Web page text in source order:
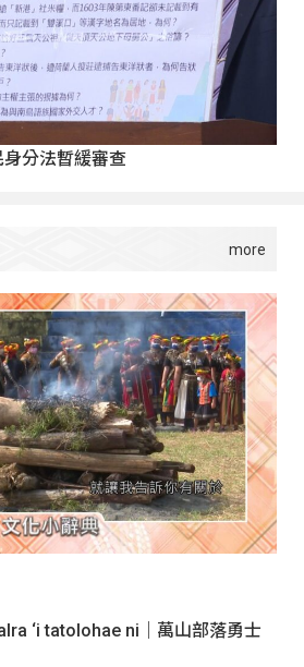
分法暫緩審查
‘i tatolohae ni｜萬山部落勇士